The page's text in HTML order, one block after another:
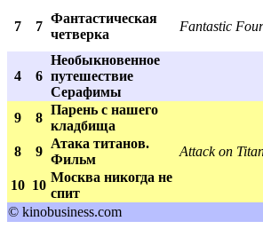
7 7
Фантастическая
четверка
Fantastic Four
4 6
Необыкновенное
путешествие
Серафимы
9 8
Парень с нашего
кладбища
8 9
Атака титанов.
Фильм
Attack on
10 10
Москва никогда не
спит
© kinobusiness.com